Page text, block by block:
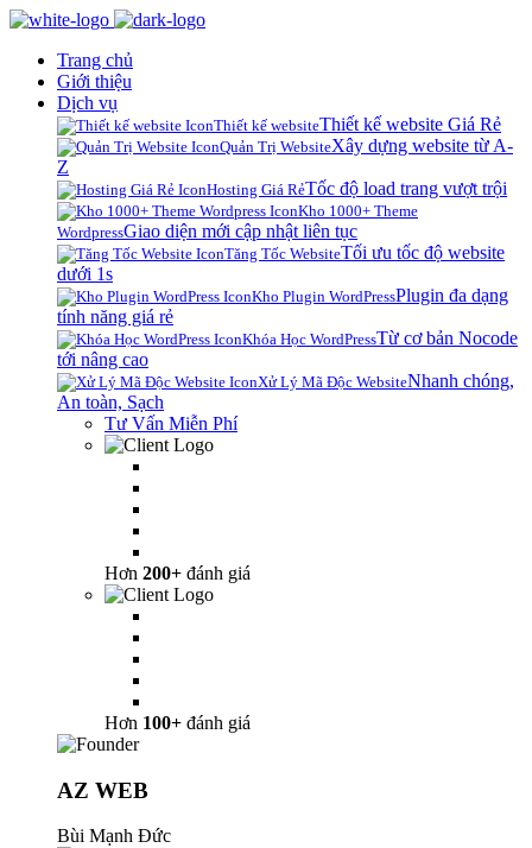
Trang chủ
Giới thiệu
Dịch vụ
Thiết kế websiteThiết kế website Giá Rẻ
Quản Trị WebsiteXây dựng website từ A-
Z
Hosting Giá RẻTốc độ load trang vượt trội
Kho 1000+ Theme
WordpressGiao diện mới cập nhật liên tục
Tăng Tốc WebsiteTối ưu tốc độ website
dưới 1s
Kho Plugin WordPressPlugin đa dạng
tính năng giá rẻ
Khóa Học WordPressTừ cơ bản Nocode
tới nâng cao
Xử Lý Mã Độc WebsiteNhanh chóng,
An toàn, Sạch
Tư Vấn Miễn Phí
Hơn 200+ đánh giá
Hơn 100+ đánh giá
AZ WEB
Bùi Mạnh Đức